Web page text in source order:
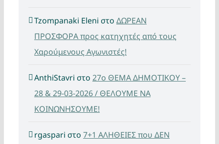
Tzompanaki Eleni στο ΔΩΡΕΑΝ
ΠΡΟΣΦΟΡΑ προς κατηχητές από τους
Χαρούμενους Αγωνιστές!
AnthiStavri στο 27ο ΘΕΜΑ ΔΗΜΟΤΙΚΟΥ –
28 & 29-03-2026 / ΘΕΛΟΥΜΕ ΝΑ
ΚΟΙΝΩΝΗΣΟΥΜΕ!
rgaspari στο 7+1 ΑΛΗΘΕΙΕΣ που ΔΕΝ